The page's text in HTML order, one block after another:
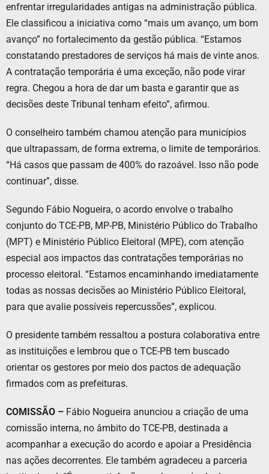
enfrentar irregularidades antigas na administração pública.
Ele classificou a iniciativa como “mais um avanço, um bom
avanço” no fortalecimento da gestão pública. “Estamos
constatando prestadores de serviços há mais de vinte anos.
A contratação temporária é uma exceção, não pode virar
regra. Chegou a hora de dar um basta e garantir que as
decisões deste Tribunal tenham efeito”, afirmou.
O conselheiro também chamou atenção para municípios
que ultrapassam, de forma extrema, o limite de temporários.
“Há casos que passam de 400% do razoável. Isso não pode
continuar”, disse.
Segundo Fábio Nogueira, o acordo envolve o trabalho
conjunto do TCE-PB, MP-PB, Ministério Público do Trabalho
(MPT) e Ministério Público Eleitoral (MPE), com atenção
especial aos impactos das contratações temporárias no
processo eleitoral. “Estamos encaminhando imediatamente
todas as nossas decisões ao Ministério Público Eleitoral,
para que avalie possíveis repercussões”, explicou.
O presidente também ressaltou a postura colaborativa entre
as instituições e lembrou que o TCE-PB tem buscado
orientar os gestores por meio dos pactos de adequação
firmados com as prefeituras.
COMISSÃO – Fábio Nogueira anunciou a criação de uma
comissão interna, no âmbito do TCE-PB, destinada a
acompanhar a execução do acordo e apoiar a Presidência
nas ações decorrentes. Ele também agradeceu a parceria